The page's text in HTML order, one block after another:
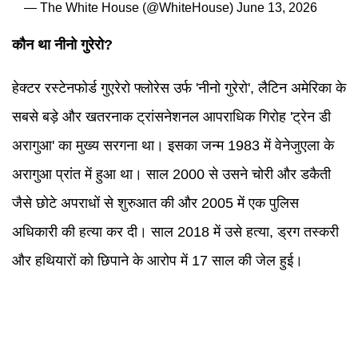
— The White House (@WhiteHouse) June 13, 2026
कौन था नीनो गुरेरो?
हेक्टर रस्टेनफोर्ड गुएरेरो फ्लोरेस उर्फ 'नीनो गुरेरो', लैटिन अमेरिका के
सबसे बड़े और खतरनाक ट्रांसनेशनल आपराधिक गिरोह 'ट्रेन डी
अरागुआ' का मुख्य सरगना था। इसका जन्म 1983 में वेनेजुएला के
अरागुआ प्रांत में हुआ था। साल 2000 से उसने चोरी और डकैती
जैसे छोटे अपराधों से शुरुआत की और 2005 में एक पुलिस
अधिकारी की हत्या कर दी। साल 2018 में उसे हत्या, ड्रग तस्करी
और हथियारों को छिपाने के आरोप में 17 साल की जेल हुई।